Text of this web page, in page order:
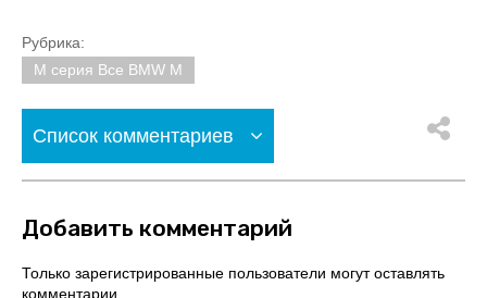
Рубрика:
M серия Все BMW M
Список комментариев
Добавить комментарий
Только зарегистрированные пользователи могут оставлять
комментарии.